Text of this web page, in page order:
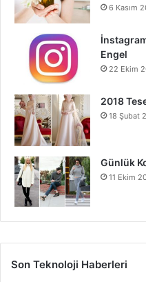
6 Kasım
Engel
22 Ekim
2018
18 Şubat
Günlük
11 Ekim
Son Teknoloji Haberleri